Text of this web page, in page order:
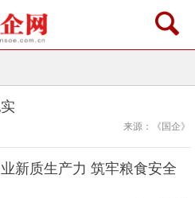
来源：《国企》
新质生产力 筑牢粮食安全